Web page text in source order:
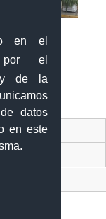
en el
el
y de la
datos
en este